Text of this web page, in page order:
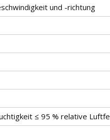
und -richtung
≤ 95 % relative